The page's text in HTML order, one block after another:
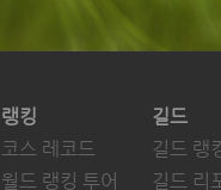
랭킹
코스 레코드
월드 랭킹 투어
길드
길드 랭
길드 리